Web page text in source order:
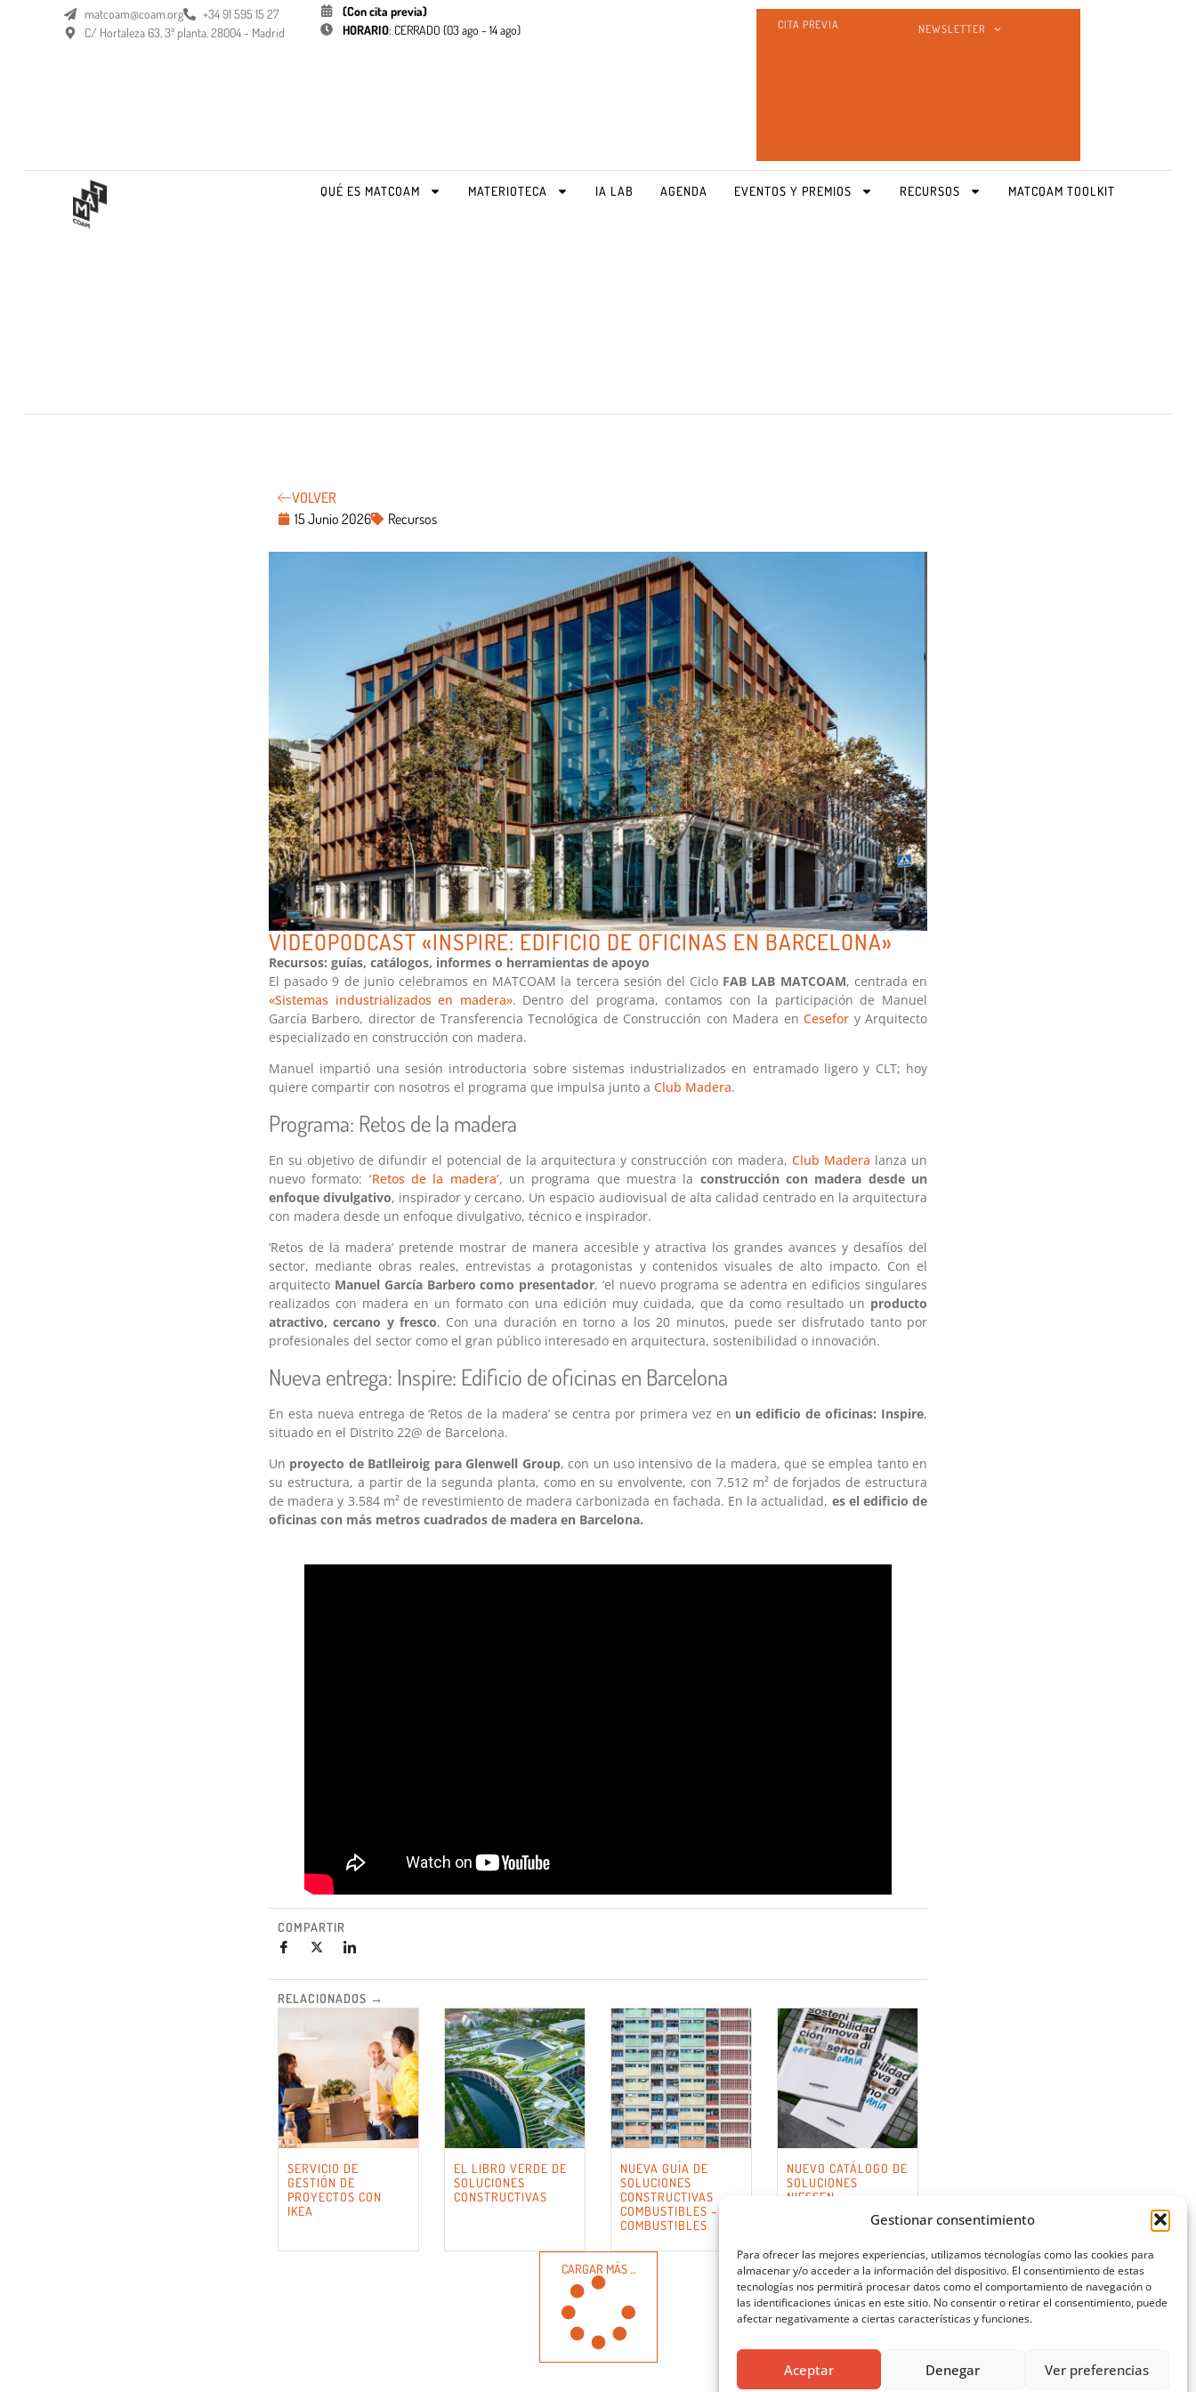
Gestionar consentimiento
Para ofrecer las mejores experiencias, utilizamos tecnologías como las cookies para
almacenar y/o acceder a la información del dispositivo. El consentimiento de estas
tecnologías nos permitirá procesar datos como el comportamiento de navegación o
las identificaciones únicas en este sitio. No consentir o retirar el consentimiento, puede
afectar negativamente a ciertas características y funciones.
Aceptar Denegar Ver preferencias
matcoam@coam.org
+34 91 595 15 27
C/ Hortaleza 63, 3ª planta. 28004 - Madrid
(Con cita previa)
HORARIO: CERRADO (03 ago - 14 ago) CITA PREVIA NEWSLETTER
QUÉ ES MATCOAM MATERIOTECA IA LAB AGENDA EVENTOS Y PREMIOS RECURSOS MATCOAM TOOLKIT
VOLVER
15 Junio 2026
Recursos
VÍDEOPODCAST «INSPIRE: EDIFICIO DE OFICINAS EN BARCELONA»
Recursos: guías, catálogos, informes o herramientas de apoyo
El pasado 9 de junio celebramos en MATCOAM la tercera sesión del Ciclo FAB LAB MATCOAM, centrada en
«Sistemas industrializados en madera». Dentro del programa, contamos con la participación de Manuel
García Barbero, director de Transferencia Tecnológica de Construcción con Madera enCesefor y Arquitecto
especializado en construcción con madera.
Manuel impartió una sesión introductoria sobre sistemas industrializados en entramado ligero y CLT; hoy
quiere compartir con nosotros el programa que impulsa junto a Club Madera.
Programa: Retos de la madera
En su objetivo de difundir el potencial de la arquitectura y construcción con madera, Club Madera lanza un
nuevo formato: ‘Retos de la madera’, un programa que muestra la construcción con madera desde un
enfoque divulgativo, inspirador y cercano. Un espacio audiovisual de alta calidad centrado en la arquitectura
con madera desde un enfoque divulgativo, técnico e inspirador.
‘Retos de la madera’ pretende mostrar de manera accesible y atractiva los grandes avances y desafíos del
sector, mediante obras reales, entrevistas a protagonistas y contenidos visuales de alto impacto. Con el
arquitecto Manuel García Barbero como presentador, ‘el nuevo programa se adentra en edificios singulares
realizados con madera en un formato con una edición muy cuidada, que da como resultado un producto
atractivo, cercano y fresco. Con una duración en torno a los 20 minutos, puede ser disfrutado tanto por
profesionales del sector como el gran público interesado en arquitectura, sostenibilidad o innovación.
Nueva entrega: Inspire: Edificio de oficinas en Barcelona
En esta nueva entrega de ‘Retos de la madera’ se centra por primera vez en un edificio de oficinas: Inspire,
situado en el Distrito 22@ de Barcelona.
Un proyecto de Batlleiroig para Glenwell Group, con un uso intensivo de la madera, que se emplea tanto en
su estructura, a partir de la segunda planta, como en su envolvente, con 7.512 m² de forjados de estructura
de madera y 3.584 m² de revestimiento de madera carbonizada en fachada. En la actualidad, es el edificio de
oficinas con más metros cuadrados de madera en Barcelona.
COMPARTIR
RELACIONADOS →
SERVICIO DE
GESTIÓN DE
PROYECTOS CON
IKEA
EL LIBRO VERDE DE
SOLUCIONES
CONSTRUCTIVAS
NUEVA GUÍA DE
SOLUCIONES
CONSTRUCTIVAS
COMBUSTIBLES – NO
COMBUSTIBLES
NUEVO CATÁLOGO DE
SOLUCIONES
NIESSEN
CARGAR MÁS ...